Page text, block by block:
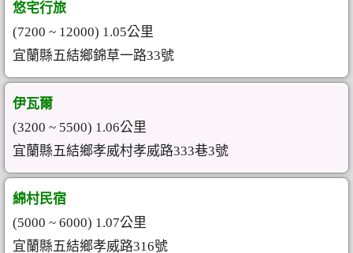
悠宅行旅
(7200 ~ 12000) 1.05公里
宜蘭縣五結鄉錦草一路33號
伊瓦爾
(3200 ~ 5500) 1.06公里
宜蘭縣五結鄉孝威村孝威路333巷3號
綿村民宿
(5000 ~ 6000) 1.07公里
宜蘭縣五結鄉孝威路316號